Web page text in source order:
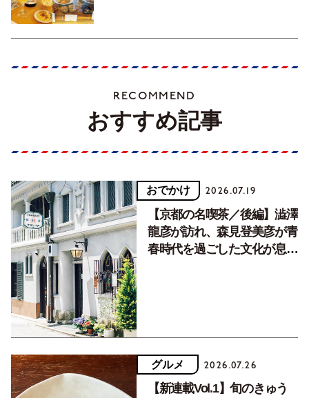
RECOMMEND
おすすめ記事
おでかけ 2026.07.19
【京都の名喫茶／後編】澁澤
龍彦が訪れ、森見登美彦が青
春時代を過ごした文化が息づ
グルメ 2026.07.26
【新連載Vol.1】旬のきゅう